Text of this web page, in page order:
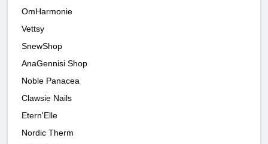
OmHarmonie
Vettsy
SnewShop
AnaGennisi Shop
Noble Panacea
Clawsie Nails
Etern'Elle
Nordic Therm